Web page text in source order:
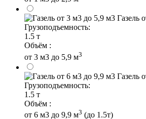
Газель
Грузоподъемность:
1.5 т
Объём :
от 3 м3 до 5,9 м3
Газель
Грузоподъемность:
1.5 т
Объём :
от 6 м3 до 9,9 м3 (до 1.5т)